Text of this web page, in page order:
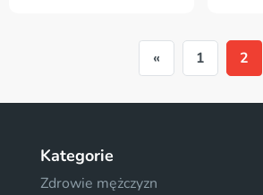
« 1 2
Kategorie
Zdrowie mężczyzn